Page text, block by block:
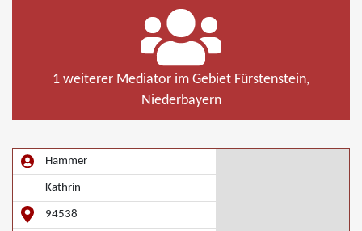
1 weiterer Mediator im Gebiet Fürstenstein,
Niederbayern
Hammer
Kathrin
94538